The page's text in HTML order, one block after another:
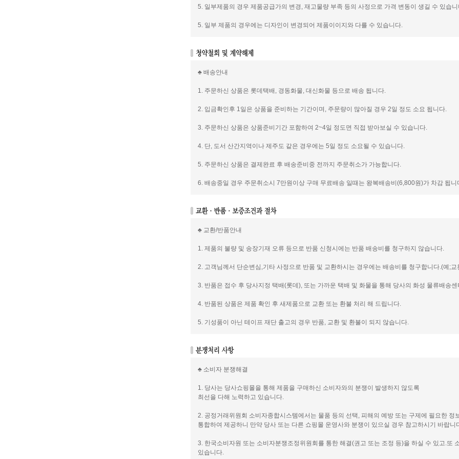
5. 일부제품의 경우 제품공급가의 변경, 재고물량 부족 등의 사정으로 가격 변동이 생길 수 있습니
5. 일부 제품의 경우에는 디자인이 변경되어 제품이이지와 다를 수 있습니다.
♣ 배송안내
1. 주문하신 상품은 롯데택배, 경동화물, 대신화물 등으로 배송 됩니다.
2. 입금확인후 1일은 상품을 준비하는 기간이며, 주문량이 많아질 경우 2일 정도 소요 됩니다.
3. 주문하신 상품은 상품준비기간 포함하여 2~4일 정도면 직접 받아보실 수 있습니다.
4. 단, 도서 산간지역이나 제주도 같은 경우에는 5일 정도 소요될 수 있습니다.
5. 주문하신 상품은 결제완료 후 배송준비중 전까지 주문취소가 가능합니다.
6. 배송중일 경우 주문취소시 7만원이상 구매 무료배송 일때는 왕복배송비(6,800원)가 차감 됩니
♣ 교환/반품안내
1. 제품의 불량 및 송장기재 오류 등으로 반품 신청시에는 반품 배송비를 청구하지 않습니다.
2. 고객님께서 단순변심,기타 사정으로 반품 및 교환하시는 경우에는 배송비를 청구합니다.(예;
3. 반품은 접수 후 당사지정 택배(롯데), 또는 가까운 택배 및 화물을 통해 당사의 화성 물류배송
4. 반품된 상품은 제품 확인 후 새제품으로 교환 또는 환불 처리 해 드립니다.
5. 기성품이 아닌 테이프 재단 출고의 경우 반품, 교환 및 환불이 되지 않습니다.
♣ 소비자 분쟁해결
1. 당사는 당사쇼핑몰을 통해 제품을 구매하신 소비자와의 분쟁이 발생하지 않도록
최선을 다해 노력하고 있습니다.
2. 공정거래위원회 소비자종합시스템에서는 물품 등의 선택, 피해의 예방 또는 구제에 필요한 정
통합하여 제공하니 만약 당사 또는 다른 쇼핑몰 운영사와 분쟁이 있으실 경우 참고하시기 바랍니
3. 한국소비자원 또는 소비자분쟁조정위원회를 통한 해결(권고 또는 조정 등)을 하실 수 있고.또
있습니다.